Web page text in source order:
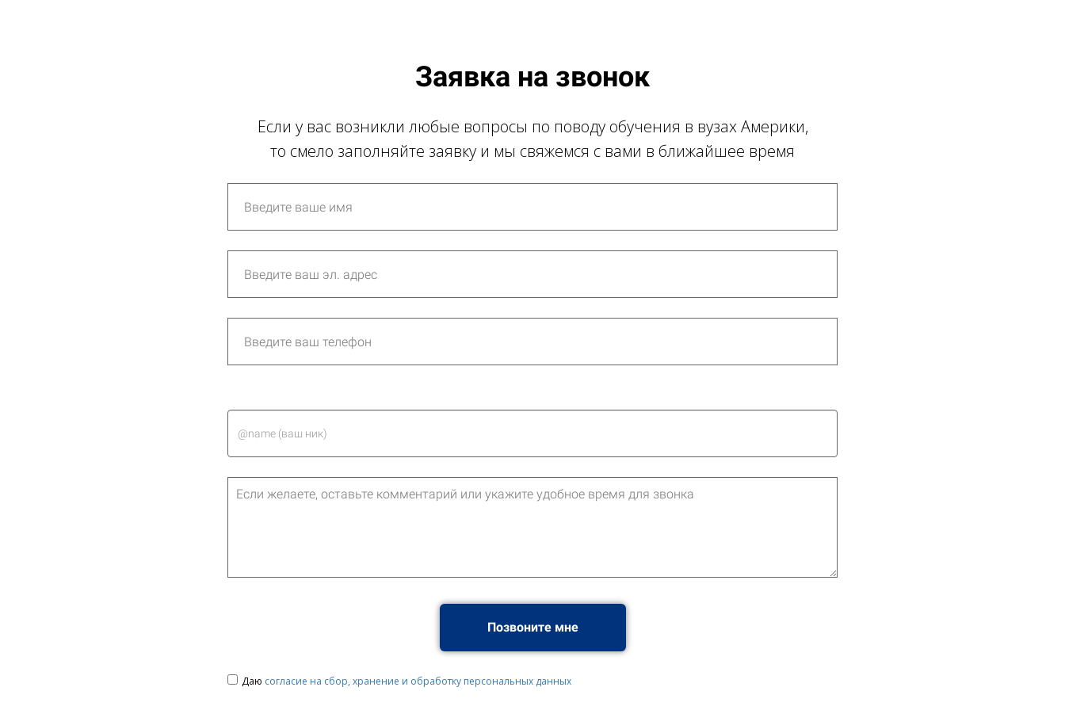
Заявка на звонок
Если у вас возникли любые вопросы по поводу обучения в вузах Америки,
то смело заполняйте заявку и мы свяжемся с вами в ближайшее время
Позвоните мне
Даю согласие на сбор, хранение и обработку персональных данных